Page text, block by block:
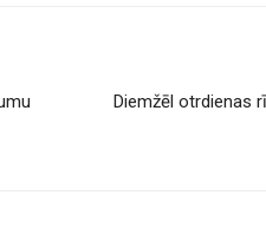
Diemžēl otrdienas